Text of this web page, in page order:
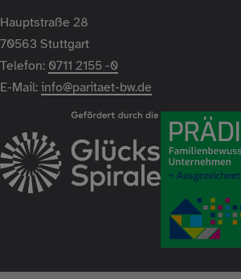
Hauptstraße 28
70563 Stuttgart
Telefon: 0711 2155 -0
E-Mail: info@paritaet-bw.de